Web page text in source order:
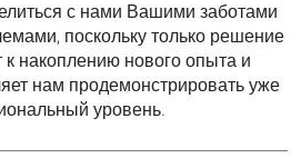
с нами Вашими заботами
поскольку только решение
накоплению нового опыта и
нам продемонстрировать уже
уровень.